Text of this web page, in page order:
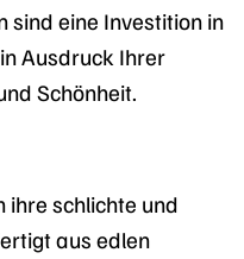
sind eine Investition in
Ausdruck Ihrer
Schönheit.
ihre schlichte und
aus edlen